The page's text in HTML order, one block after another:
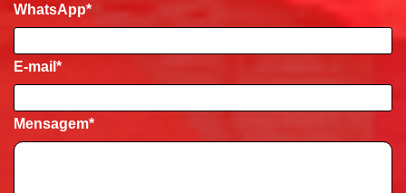
WhatsApp*
E-mail *
Mensagem*